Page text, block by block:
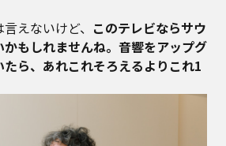
えないけど、 このテレビならサウ
もしれませんね。音響をアップグ
たら、あれこれそろえるよりこれ1